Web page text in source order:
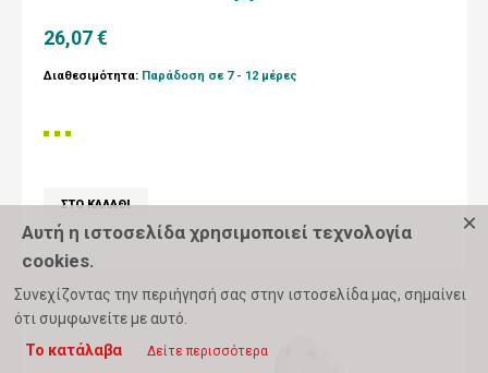
Αυτή η ιστοσελίδα χρησιμοποιεί τεχνολογία
cookies.
Συνεχίζοντας την περιήγησή σας στην ιστοσελίδα μας, σημαίνει
ότι συμφωνείτε με αυτό.
Το κατάλαβα
Δείτε περισσότερα
×
26,07 €
Διαθεσιμότητα: Παράδοση σε 7 - 12 μέρες